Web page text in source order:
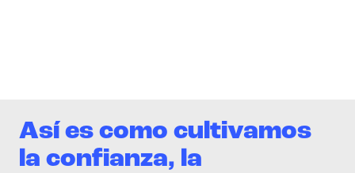
Así es como cultivamos
la confianza, la